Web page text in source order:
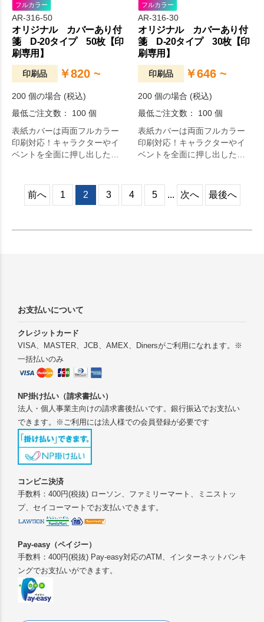
フルカラー
AR-316-50
オリジナル カバーあり付
箋 D-20タイプ 50枚【印
刷専用】
印刷品 ￥820 ~
200 個の場合 (税込)
最低ご注文数： 100 個
表紙カバーは両面フルカラー
印刷対応！キャラクターやイ
ベントを全面に押し出したオ
フルカラー
AR-316-30
オリジナル カバーあり付
箋 D-20タイプ 30枚【印
刷専用】
印刷品 ￥646 ~
200 個の場合 (税込)
最低ご注文数： 100 個
表紙カバーは両面フルカラー
印刷対応！キャラクターやイ
ベントを全面に押し出したオ
前へ 1 2 3 4 5 ... 次へ 最後へ
お支払いについて
クレジットカード
VISA、MASTER、JCB、AMEX、Dinersがご利用になれます。※
一括払いのみ
NP掛け払い（請求書払い）
法人・個人事業主向けの請求書後払いです。銀行振込でお支払い
できます。※ご利用には法人様での会員登録が必要です
コンビニ決済
手数料：400円(税抜) ローソン、ファミリーマート、ミニストッ
プ、セイコーマートでお支払いできます。
Pay-easy（ペイジー）
手数料：400円(税抜) Pay-easy対応のATM、インターネットバンキ
ングでお支払いができます。